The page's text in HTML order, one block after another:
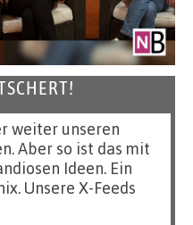
weiter unseren
Aber so ist das mit
Ideen. Ein
Unsere X-Feeds